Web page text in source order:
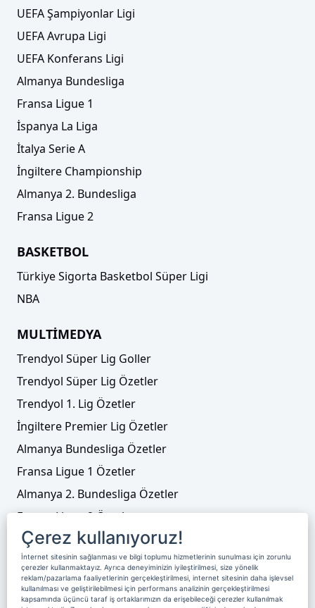
UEFA Şampiyonlar Ligi
UEFA Avrupa Ligi
UEFA Konferans Ligi
Almanya Bundesliga
Fransa Ligue 1
İspanya La Liga
İtalya Serie A
İngiltere Championship
Almanya 2. Bundesliga
Fransa Ligue 2
BASKETBOL
Türkiye Sigorta Basketbol Süper Ligi
NBA
MULTİMEDYA
Trendyol Süper Lig Goller
Trendyol Süper Lig Özetler
Trendyol 1. Lig Özetler
İngiltere Premier Lig Özetler
Almanya Bundesliga Özetler
Fransa Ligue 1 Özetler
Almanya 2. Bundesliga Özetler
Fransa Ligue 2 Özetler
Tenis
Video Liste
Foto Galeriler
Çerez kullanıyoruz!
İnternet sitesinin sağlanması ve bilgi toplumu hizmetlerinin sunulması için zorunlu
çerezler kullanmaktayız. Ayrıca deneyiminizin iyileştirilmesi, size yönelik
reklam/pazarlama faaliyetlerinin gerçekleştirilmesi, internet sitesinin daha işlevsel
kullanılması ve geliştirilebilmesi için performans analizinin gerçekleştirilmesi
kapsamında üçüncü taraf iş ortaklarımızın da erişebileceği çerezler kullanılmak